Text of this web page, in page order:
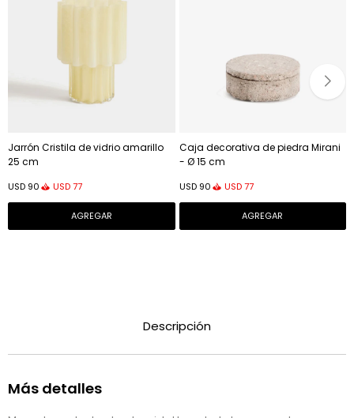
Jarrón Cristila de vidrio amarillo
25 cm
USD 90 USD77
Caja decorativa de piedra Mirani
- Ø 15 cm
USD 90 USD 77
Descripción
Más detalles